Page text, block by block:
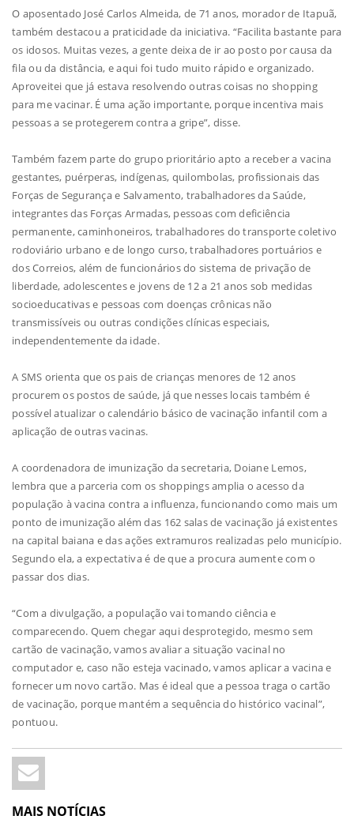
O aposentado José Carlos Almeida, de 71 anos, morador de Itapuã,
também destacou a praticidade da iniciativa. “Facilita bastante para
os idosos. Muitas vezes, a gente deixa de ir ao posto por causa da
fila ou da distância, e aqui foi tudo muito rápido e organizado.
Aproveitei que já estava resolvendo outras coisas no shopping
para me vacinar. É uma ação importante, porque incentiva mais
pessoas a se protegerem contra a gripe”, disse.
Também fazem parte do grupo prioritário apto a receber a vacina
gestantes, puérperas, indígenas, quilombolas, profissionais das
Forças de Segurança e Salvamento, trabalhadores da Saúde,
integrantes das Forças Armadas, pessoas com deficiência
permanente, caminhoneiros, trabalhadores do transporte coletivo
rodoviário urbano e de longo curso, trabalhadores portuários e
dos Correios, além de funcionários do sistema de privação de
liberdade, adolescentes e jovens de 12 a 21 anos sob medidas
socioeducativas e pessoas com doenças crônicas não
transmissíveis ou outras condições clínicas especiais,
independentemente da idade.
A SMS orienta que os pais de crianças menores de 12 anos
procurem os postos de saúde, já que nesses locais também é
possível atualizar o calendário básico de vacinação infantil com a
aplicação de outras vacinas.
A coordenadora de imunização da secretaria, Doiane Lemos,
lembra que a parceria com os shoppings amplia o acesso da
população à vacina contra a influenza, funcionando como mais um
ponto de imunização além das 162 salas de vacinação já existentes
na capital baiana e das ações extramuros realizadas pelo município.
Segundo ela, a expectativa é de que a procura aumente com o
passar dos dias.
“Com a divulgação, a população vai tomando ciência e
comparecendo. Quem chegar aqui desprotegido, mesmo sem
cartão de vacinação, vamos avaliar a situação vacinal no
computador e, caso não esteja vacinado, vamos aplicar a vacina e
fornecer um novo cartão. Mas é ideal que a pessoa traga o cartão
de vacinação, porque mantém a sequência do histórico vacinal”,
pontuou.
MAIS NOTÍCIAS